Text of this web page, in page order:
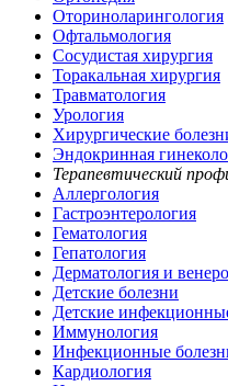
Оториноларингология
Офтальмология
Сосудистая хирургия
Торакальная хирургия
Травматология
Урология
Хирургические
Эндокринная
Терапевтический
Аллергология
Гастроэнтерология
Гематология
Гепатология
Дерматология и
Детские болезни
Детские
Иммунология
Инфекционные
Кардиология